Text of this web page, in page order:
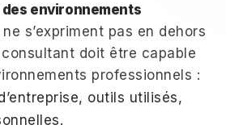
environnements
s’expriment pas en dehors
consultant doit être capable
professionnels :
outils utilisés,